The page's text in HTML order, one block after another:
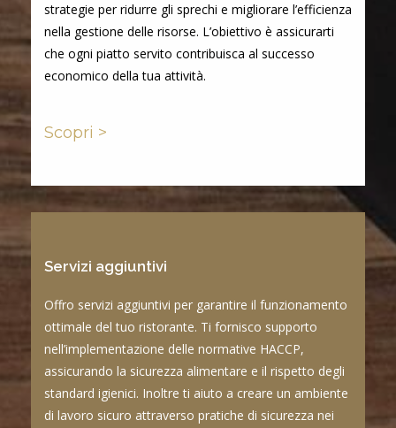
strategie per ridurre gli sprechi e migliorare l’efficienza
nella gestione delle risorse. L’obiettivo è assicurarti
che ogni piatto servito contribuisca al successo
economico della tua attività.
Scopri >
Servizi aggiuntivi
Offro servizi aggiuntivi per garantire il funzionamento
ottimale del tuo ristorante. Ti fornisco supporto
nell’implementazione delle normative HACCP,
assicurando la sicurezza alimentare e il rispetto degli
standard igienici. Inoltre ti aiuto a creare un ambiente
di lavoro sicuro attraverso pratiche di sicurezza nei